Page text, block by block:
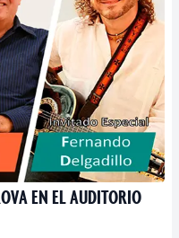
EN EL AUDITORIO